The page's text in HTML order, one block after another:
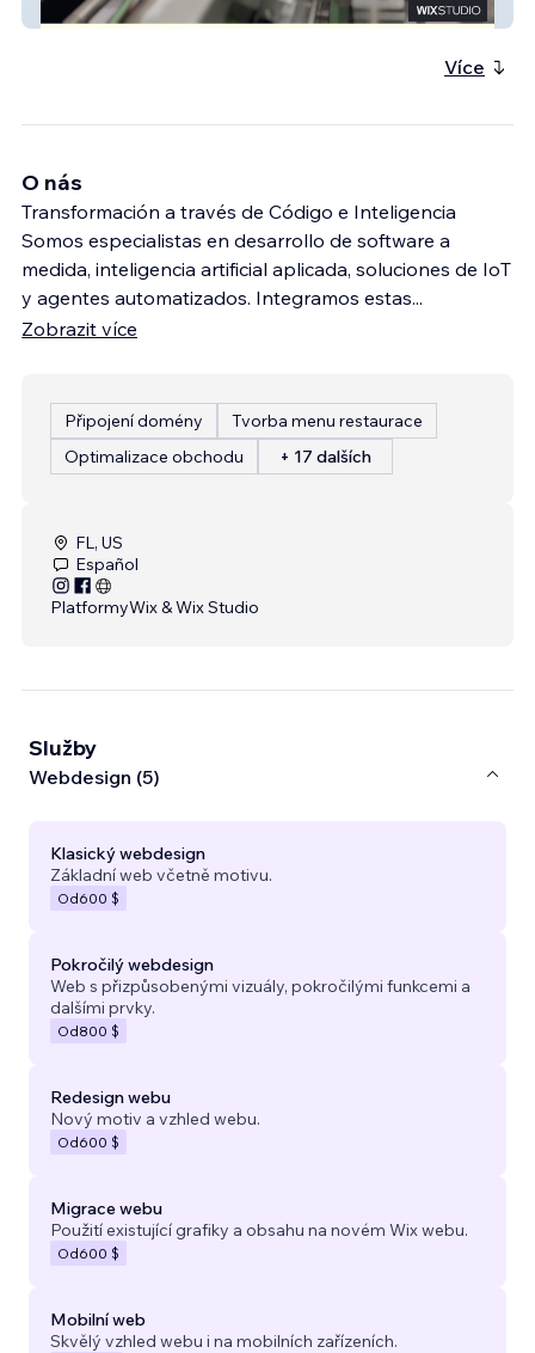
Arquetafolding
Více
O nás
Transformación a través de Código e Inteligencia
Somos especialistas en desarrollo de software a
medida, inteligencia artificial aplicada, soluciones de IoT
y agentes automatizados. Integramos estas...
Zobrazit více
Připojení domény
Tvorba menu restaurace
Optimalizace obchodu
+ 17 dalších
FL, US
Español
PlatformyWix & Wix Studio
Služby
Webdesign (5)
Klasický webdesign
Základní web včetně motivu.
Od600 $
Pokročilý webdesign
Web s přizpůsobenými vizuály, pokročilými funkcemi a
dalšími prvky.
Od800 $
Redesign webu
Nový motiv a vzhled webu.
Od600 $
Migrace webu
Použití existující grafiky a obsahu na novém Wix webu.
Od600 $
Mobilní web
Skvělý vzhled webu i na mobilních zařízeních.